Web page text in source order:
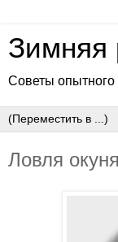
Зимняя
Советы
Ловля